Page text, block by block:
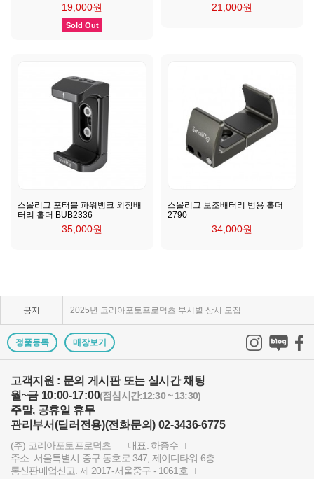
19,000원
Sold Out
21,000원
스몰리그 포터블 파워뱅크 외장배
터리 홀더 BUB2336
35,000원
스몰리그 보조배터리 범용 홀더
2790
34,000원
공지 2025년 코리아포토프로덕츠 부서별 상시 모집
쇼룸오픈기념 방문자 추첨 이벤트 당첨자 발표
KPP 쇼룸 오픈! 다양한 제품을 체험하고 구매하세요..
2024 레오포토 부산 세미나 경품추첨 당첨자 발표
토키나 주관 국제 필터 사진 공모전 2023 안내
정품등록 매장보기
고객지원 : 문의 게시판 또는 실시간 채팅
월~금 10:00-17:00(점심시간:12:30 ~ 13:30)
주말, 공휴일 휴무
관리부서(딜러전용)(전화문의) 02-3436-6775
(주) 코리아포토프로덕츠
대표. 하종수
주소. 서울특별시 중구 동호로 347, 제이디타워 6층
통신판매업신고. 제 2017-서울중구 - 1061호